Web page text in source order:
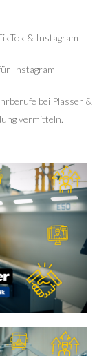
& Instagram
Instagram
bei Plasser &
vermitteln.